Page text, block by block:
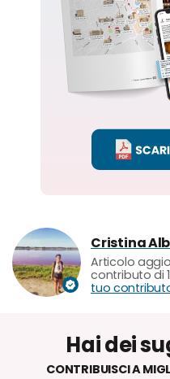
Cristina
Articolo
contributo di
tuo
Hai dei
CONTRIBUISCI A